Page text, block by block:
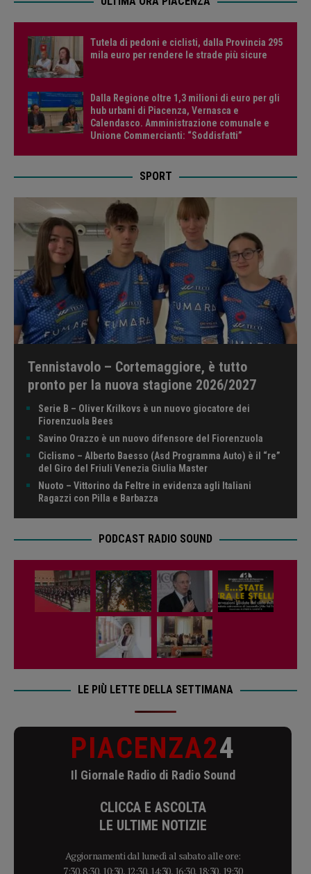
Tutela di pedoni e ciclisti, dalla Provincia 295
mila euro per rendere le strade più sicure
Dalla Regione oltre 1,3 milioni di euro per gli
hub urbani di Piacenza, Vernasca e
Calendasco. Amministrazione comunale e
Unione Commercianti: “Soddisfatti”
SPORT
Tennistavolo – Cortemaggiore, è tutto
pronto per la nuova stagione 2026/2027
Serie B – Oliver Krilkovs è un nuovo giocatore dei
Fiorenzuola Bees
Savino Orazzo è un nuovo difensore del Fiorenzuola
Ciclismo – Alberto Baesso (Asd Programma Auto) è il “re”
del Giro del Friuli Venezia Giulia Master
Nuoto – Vittorino da Feltre in evidenza agli Italiani
Ragazzi con Pilla e Barbazza
PODCAST RADIO SOUND
LE PIÙ LETTE DELLA SETTIMANA
PIACENZA24
Il Giornale Radio di Radio Sound
CLICCA E ASCOLTA
LE ULTIME NOTIZIE
Aggiornamenti dal lunedì al sabato alle ore:
7:30, 8:30, 10:30, 12:30, 14:30, 16:30, 18:30, 19:30